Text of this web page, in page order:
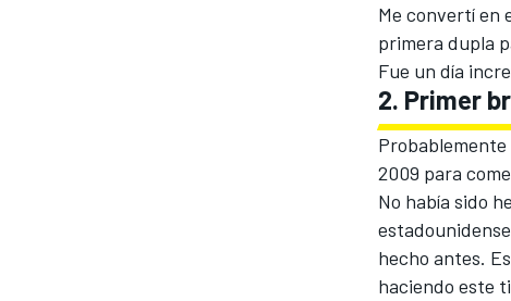
Me convertí en
primera dupla
Fue un día
2. Primer
2009 para
No había sido
hecho antes.
haciendo este